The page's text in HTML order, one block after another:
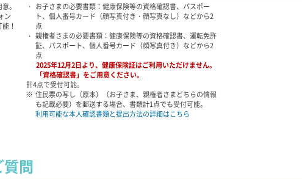
。
ン
！
・ お子さまの必要書類：健康保険等の資格確認書、パスポー
ト、個人番号カード（顔写真付き・顔写真なし）などから2
点
・ 親権者さまの必要書類：健康保険等の資格確認書、運転免許
証、パスポート、個人番号カード（顔写真付き）などから2
点
2025年12月2日より、健康保険証はご利用いただけません。
「資格確認書」をご用意ください。
計4点で受付可能。
※ 住民票の写し（原本）（お子さま、親権者さまどちらの情報
も記載必要）を郵送する場合、書類計1点でも受付可能。
利用可能な本人確認書類と提出方法の詳細はこちら
問